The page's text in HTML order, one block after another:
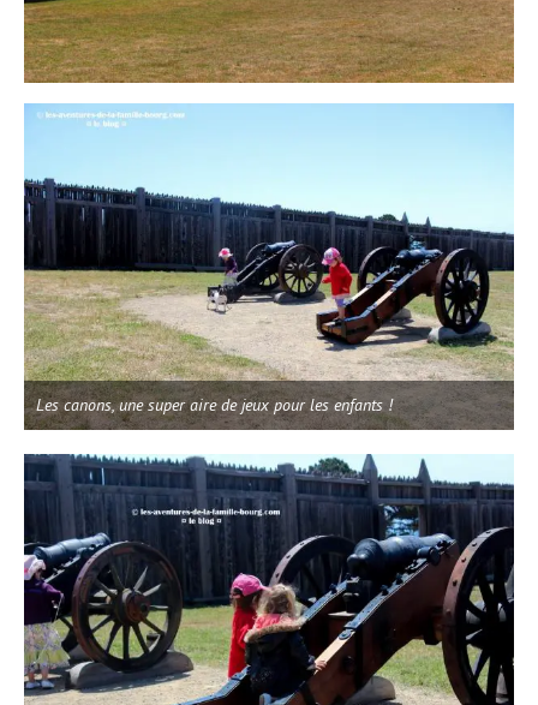
Les canons, une super aire de jeux pour les enfants !